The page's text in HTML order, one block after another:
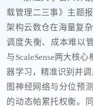
载管理二三事》主题
架构云数仓在海量复
调度失衡、成本难以
与ScaleSense两大核
器学习，精准识别并调
图神经网络与分位预
的动态帕累托权衡。